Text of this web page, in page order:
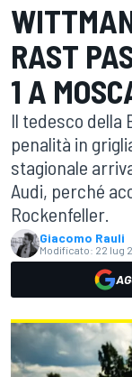
RAST
1 A
Il tedesco della
penalità in
stagionale
Audi, perché
Rockenfeller.
Giacomo Rauli
Modificato: 22 lug